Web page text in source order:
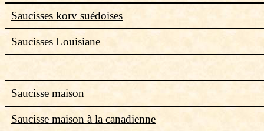
Saucisses korv suédoises
Saucisses Louisiane
Saucisse maison
Saucisse maison à la canadienne